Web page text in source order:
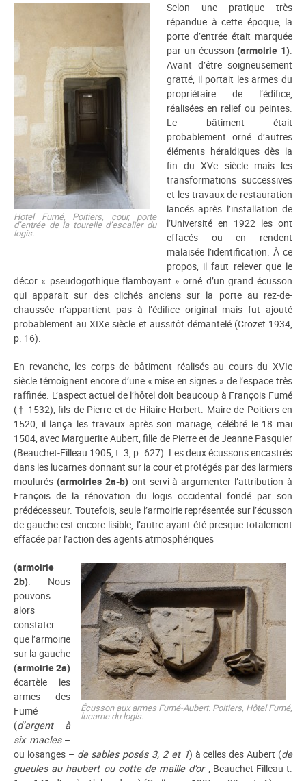
Hotel Fumé, Poitiers, cour, porte
d’entrée de la tourelle d’escalier du
logis.
Selon une pratique très
répandue à cette époque, la
porte d’entrée était marquée
par un écusson (armoirie 1).
Avant d’être soigneusement
gratté, il portait les armes du
propriétaire de l’édifice,
réalisées en relief ou peintes.
Le bâtiment était
probablement orné d’autres
éléments héraldiques dès la
fin du XVe siècle mais les
transformations successives
et les travaux de restauration
lancés après l’installation de
l’Université en 1922 les ont
effacés ou en rendent
malaisée l’identification. À ce
propos, il faut relever que le
décor « pseudogothique flamboyant » orné d’un grand écusson
qui apparait sur des clichés anciens sur la porte au rez-de-
chaussée n’appartient pas à l’édifice original mais fut ajouté
probablement au XIXe siècle et aussitôt démantelé (Crozet 1934,
p. 16).
En revanche, les corps de bâtiment réalisés au cours du XVIe
siècle témoignent encore d’une « mise en signes » de l’espace très
raffinée. L’aspect actuel de l’hôtel doit beaucoup à François Fumé
(† 1532), fils de Pierre et de Hilaire Herbert. Maire de Poitiers en
1520, il lança les travaux après son mariage, célébré le 18 mai
1504, avec Marguerite Aubert, fille de Pierre et de Jeanne Pasquier
(Beauchet-Filleau 1905, t. 3, p. 627). Les deux écussons encastrés
dans les lucarnes donnant sur la couret protégés par des larmiers
moulurés (armoiries 2a-b) ont servi à argumenter l’attribution à
François de la rénovation du logis occidental fondé par son
prédécesseur. Toutefois, seule l’armoirie représentée sur l’écusson
de gauche est encore lisible, l’autre ayant été presque totalement
effacée par l’action des agents atmosphériques
Écusson aux armes Fumé-Aubert. Poitiers, Hôtel Fumé,
lucarne du logis.
(armoirie
2b). Nous
pouvons
alors
constater
que l’armoirie
sur la gauche
(armoirie 2a)
écartèle les
armes des
Fumé
(d’argent à
six macles–
ou losanges – de sables posés 3, 2 et 1) à celles des Aubert (de
gueules au haubert ou cotte de maille d’or ; Beauchet-Filleau t.